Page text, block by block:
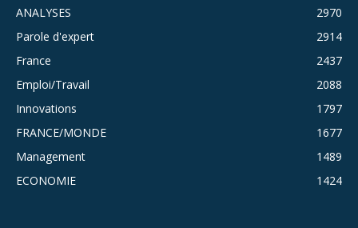
ANALYSES
2970
Parole d'expert
2914
France
2437
Emploi/Travail
2088
Innovations
1797
FRANCE/MONDE
1677
Management
1489
ECONOMIE
1424